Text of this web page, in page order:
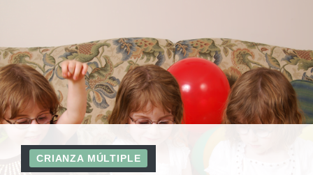
CRIANZA MÚLTIPLE